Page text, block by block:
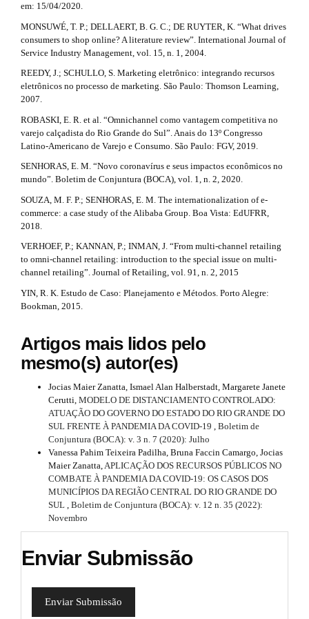
em: 15/04/2020.
MONSUWÉ, T. P.; DELLAERT, B. G. C.; DE RUYTER, K. “What drives
consumers to shop online? A literature review”. International Journal of
Service Industry Management, vol. 15, n. 1, 2004.
REEDY, J.; SCHULLO, S. Marketing eletrônico: integrando recursos
eletrônicos no processo de marketing. São Paulo: Thomson Learning,
2007.
ROBASKI, E. R. et al. “Omnichannel como vantagem competitiva no
varejo calçadista do Rio Grande do Sul”. Anais do 13º Congresso
Latino-Americano de Varejo e Consumo. São Paulo: FGV, 2019.
SENHORAS, E. M. “Novo coronavírus e seus impactos econômicos no
mundo”. Boletim de Conjuntura (BOCA), vol. 1, n. 2, 2020.
SOUZA, M. F. P.; SENHORAS, E. M. The internationalization of e-
commerce: a case study of the Alibaba Group. Boa Vista: EdUFRR,
2018.
VERHOEF, P.; KANNAN, P.; INMAN, J. “From multi-channel retailing
to omni-channel retailing: introduction to the special issue on multi-
channel retailing”. Journal of Retailing, vol. 91, n. 2, 2015
YIN, R. K. Estudo de Caso: Planejamento e Métodos. Porto Alegre:
Bookman, 2015.
Artigos mais lidos pelo
mesmo(s) autor(es)
Jocias Maier Zanatta, Ismael Alan Halberstadt, Margarete Janete
Cerutti, MODELO DE DISTANCIAMENTO CONTROLADO:
ATUAÇÃO DO GOVERNO DO ESTADO DO RIO GRANDE DO
SUL FRENTE À PANDEMIA DA COVID-19
Boletim de
Conjuntura (BOCA): v. 3 n. 7 (2020): Julho
Vanessa Pahim Teixeira Padilha, Bruna Faccin Camargo, Jocias
Maier Zanatta, APLICAÇÃO DOS RECURSOS PÚBLICOS NO
COMBATE À PANDEMIA DA COVID-19: OS CASOS DOS
MUNICÍPIOS DA REGIÃO CENTRAL DO RIO GRANDE DO
SUL Boletim de Conjuntura (BOCA): v. 12 n. 35 (2022):
Novembro
Enviar Submissão
Enviar Submissão